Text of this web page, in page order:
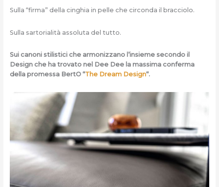
Sulla “firma” della cinghia in pelle che circonda il bracciolo.
Sulla sartorialità assoluta del tutto.
Sui canoni stilistici che armonizzano l’insieme secondo il
Design che ha trovato nel Dee Dee la massima conferma
della promessa BertO “The Dream Design“.